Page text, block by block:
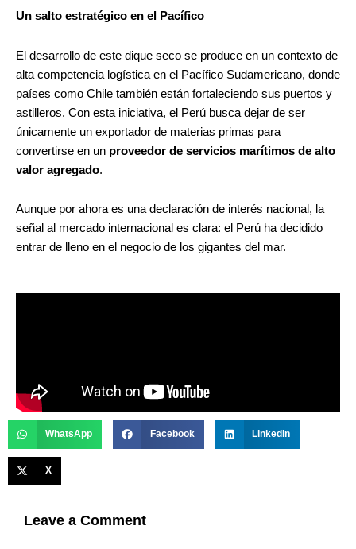
Un salto estratégico en el Pacífico
El desarrollo de este dique seco se produce en un contexto de
alta competencia logística en el Pacífico Sudamericano, donde
países como Chile también están fortaleciendo sus puertos y
astilleros. Con esta iniciativa, el Perú busca dejar de ser
únicamente un exportador de materias primas para
convertirse en un proveedor de servicios marítimos de alto
valor agregado.
Aunque por ahora es una declaración de interés nacional, la
señal al mercado internacional es clara: el Perú ha decidido
entrar de lleno en el negocio de los gigantes del mar.
WhatsApp Facebook LinkedIn
X
Leave a Comment